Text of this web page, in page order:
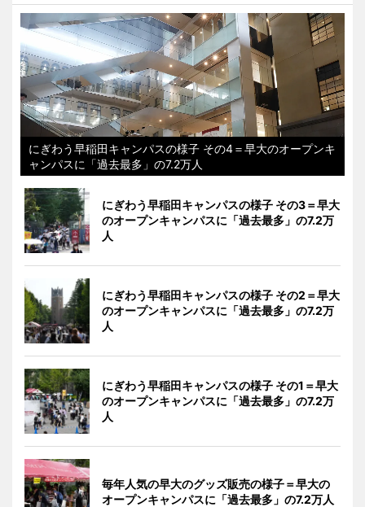
にぎわう早稲田キャンパスの様子 その4＝早大のオープンキ
ャンパスに「過去最多」の7.2万人
にぎわう早稲田キャンパスの様子 その3＝早大
のオープンキャンパスに「過去最多」の7.2万
人
にぎわう早稲田キャンパスの様子 その2＝早大
のオープンキャンパスに「過去最多」の7.2万
人
にぎわう早稲田キャンパスの様子 その1＝早大
のオープンキャンパスに「過去最多」の7.2万
人
毎年人気の早大のグッズ販売の様子＝早大の
オープンキャンパスに「過去最多」の7.2万人